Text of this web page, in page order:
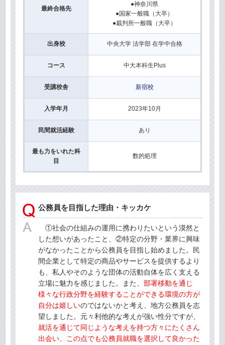
最終合格先
●神奈川県
●国家一般職（大卒）
●裁判所一般職（大卒）
出身校 中央大学 法学部 在学中合格
コース 中大本科生Plus
受講校舎 新宿校
入学年月 2023年10月
民間就活経験 あり
最も力をいれた科
目
数的処理
公務員を目指した理由・キッカケ
①社会の仕組みの運用に携わりたいという漠然と
した想いがあったこと、②特定の分野・業界に興味
がなかったことから公務員を目指し始めました。民
間企業として特定の商品やサービスを提供するより
も、私人やそのような団体の活動自体を広く支える
立場に魅力を感じました。また、 部署移動を通じ
様々な行政分野を経験することができる環境の方が
自分は嬉しいのではないかと考え、地方公務員を志
望しました。元々利他的な考えが強い性分ですが、
就活を通じて同じような考えを持つ方々にたくさん
出会い、この点でも公務員就職を選択して良かった